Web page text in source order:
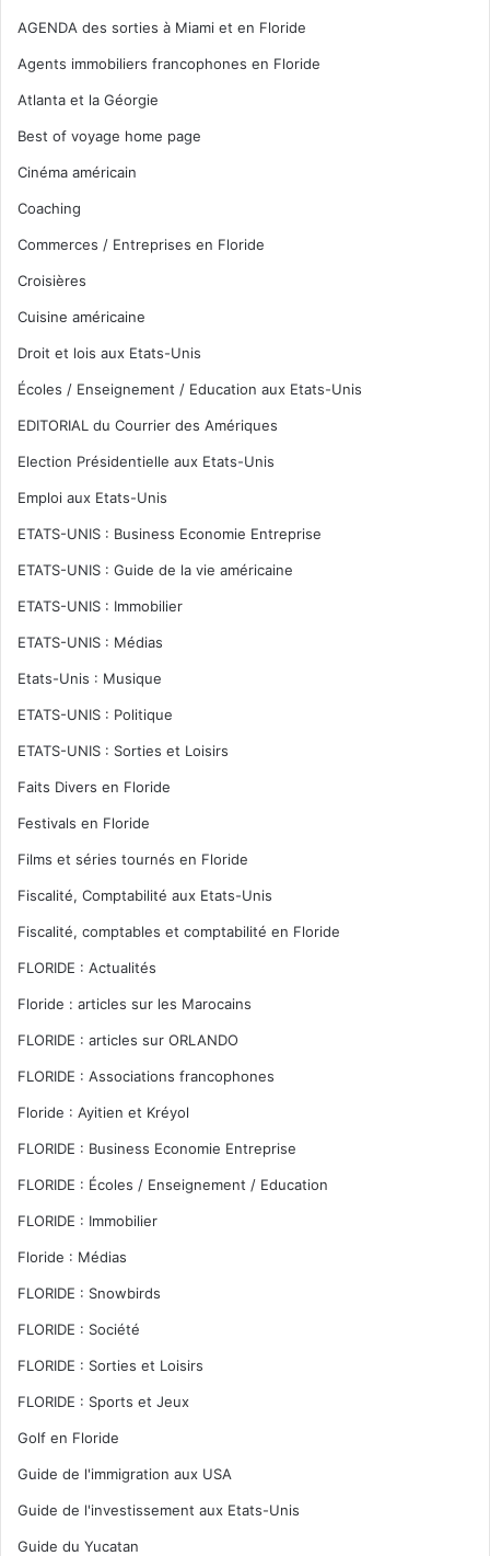
AGENDA des sorties à Miami et en Floride
Agents immobiliers francophones en Floride
Atlanta et la Géorgie
Best of voyage home page
Cinéma américain
Coaching
Commerces / Entreprises en Floride
Croisières
Cuisine américaine
Droit et lois aux Etats-Unis
Écoles / Enseignement / Education aux Etats-Unis
EDITORIAL du Courrier des Amériques
Election Présidentielle aux Etats-Unis
Emploi aux Etats-Unis
ETATS-UNIS : Business Economie Entreprise
ETATS-UNIS : Guide de la vie américaine
ETATS-UNIS : Immobilier
ETATS-UNIS : Médias
Etats-Unis : Musique
ETATS-UNIS : Politique
ETATS-UNIS : Sorties et Loisirs
Faits Divers en Floride
Festivals en Floride
Films et séries tournés en Floride
Fiscalité, Comptabilité aux Etats-Unis
Fiscalité, comptables et comptabilité en Floride
FLORIDE : Actualités
Floride : articles sur les Marocains
FLORIDE : articles sur ORLANDO
FLORIDE : Associations francophones
Floride : Ayitien et Kréyol
FLORIDE : Business Economie Entreprise
FLORIDE : Écoles / Enseignement / Education
FLORIDE : Immobilier
Floride : Médias
FLORIDE : Snowbirds
FLORIDE : Société
FLORIDE : Sorties et Loisirs
FLORIDE : Sports et Jeux
Golf en Floride
Guide de l'immigration aux USA
Guide de l'investissement aux Etats-Unis
Guide du Yucatan